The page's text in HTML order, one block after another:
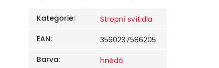
Kategorie:
Stropní svítidla
EAN:
3560237586205
Barva:
hnědá